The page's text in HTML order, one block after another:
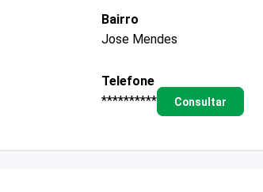
Bairro
Jose Mendes
Telefone
**********
Consultar